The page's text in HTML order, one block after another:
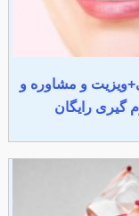
و مشاوره و
گیری رایگان